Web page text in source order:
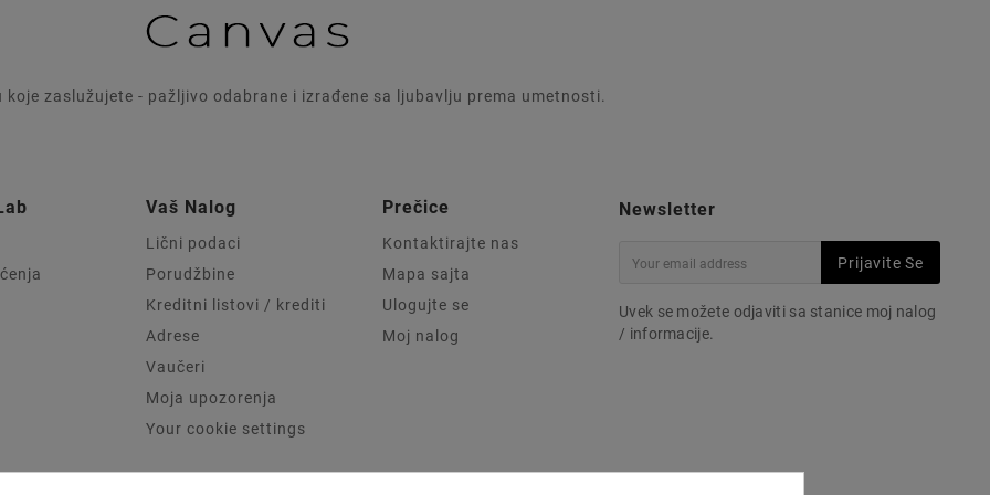
koje zaslužujete - pažljivo odabrane i izrađene sa ljubavlju prema umetnosti.
Vaš Nalog
Lični podaci
Porudžbine
Kreditni listovi / krediti
Adrese
Vaučeri
Moja upozorenja
Your cookie settings
Prečice
Kontaktirajte nas
Mapa sajta
Ulogujte se
Moj nalog
Newsletter
Prijavite Se
Uvek se možete odjaviti sa stanice moj nalog
/ informacije.